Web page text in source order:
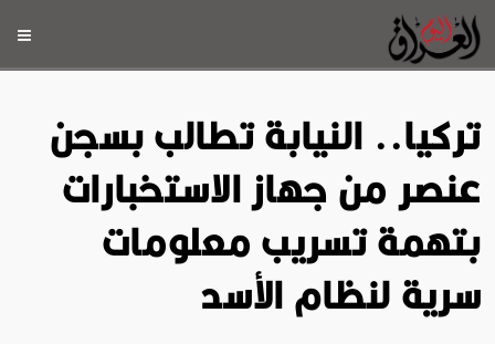
تركيا.. النيابة تطالب بسجن
عنصر من جهاز الاستخبارات
بتهمة تسريب معلومات
سرية لنظام الأسد